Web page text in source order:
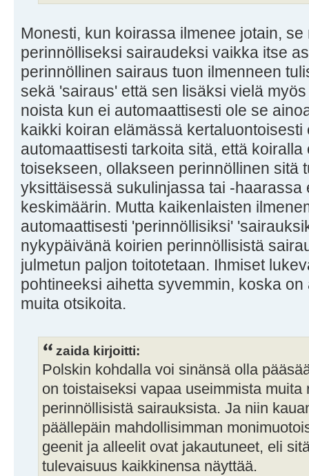
Monesti, kun koirassa ilmenee jotain,
perinnölliseksi sairaudeksi vaikka itse
perinnöllinen sairaus tuon ilmenneen
sekä 'sairaus' että sen lisäksi vielä
noista kun ei automaattisesti ole se
kaikki koiran elämässä
automaattisesti tarkoita sitä, että
toisekseen, ollakseen perinnöllinen sitä
yksittäisessä sukulinjassa tai -haarassa
keskimäärin. Mutta kaikenlaisten
automaattisesti 'perinnöllisiksi'
nykypäivänä koirien perinnöllisistä
julmetun paljon toitotetaan. Ihmiset
pohtineeksi aihetta syvemmin, koska
muita otsikoita.
zaida kirjoitti:
Polskin kohdalla voi sinänsä olla
on toistaiseksi vapaa useimmista muita
perinnöllisistä sairauksista. Ja niin
päällepäin mahdollisimman
geenit ja alleelit ovat jakautuneet, eli
tulevaisuus kaikkinensa näyttää.